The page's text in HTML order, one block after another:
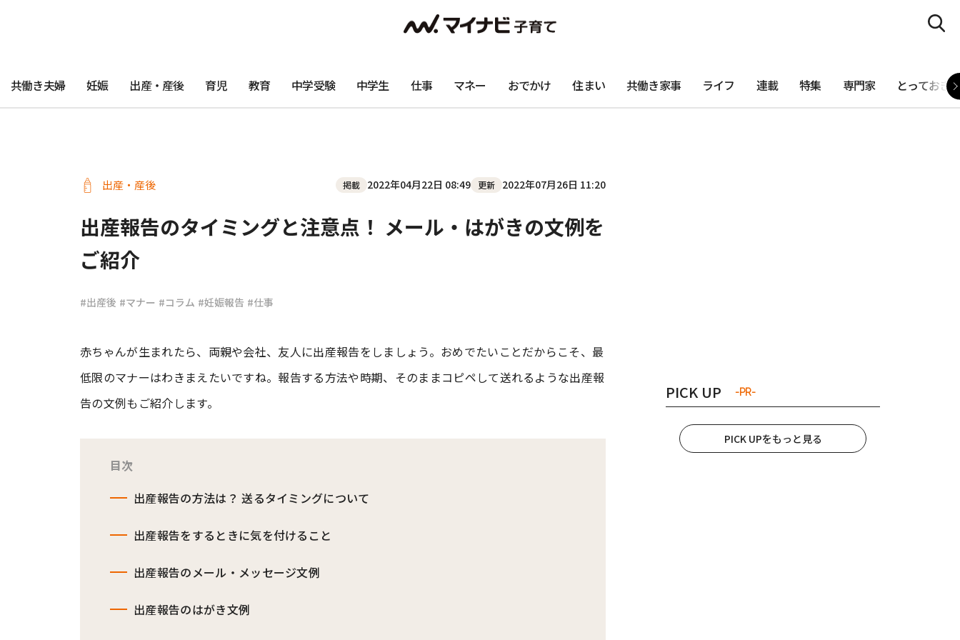
共働き夫婦 妊娠 出産・産後 育児 教育 中学受験 中学生 仕事 マネー おでかけ 住まい 共働き家事 ライフ 連載 特集 専門家 とっておき
出産・産後 掲載 2022年04月22日 08:49 更新 2022年07月26日 11:20
出産報告のタイミングと注意点！ メール・はがきの文例を
ご紹介
#出産後 #マナー #コラム #妊娠報告 #仕事
赤ちゃんが生まれたら、両親や会社、友人に出産報告をしましょう。おめでたいことだからこそ、最
低限のマナーはわきまえたいですね。報告する方法や時期、そのままコピペして送れるような出産報
告の文例もご紹介します。
目次
出産報告の方法は？ 送るタイミングについて
出産報告をするときに気を付けること
出産報告のメール・メッセージ文例
出産報告のはがき文例
PICK UP -PR-
PICK UPをもっと見る